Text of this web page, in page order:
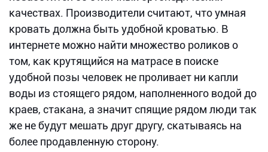
качествах. Производители считают, что умная
кровать должна быть удобной кроватью. В
интернете можно найти множество роликов о
том, как крутящийся на матрасе в поиске
удобной позы человек не проливает ни капли
воды из стоящего рядом, наполненного водой до
краев, стакана, а значит спящие рядом люди так
же не будут мешать друг другу, скатываясь на
более продавленную сторону.